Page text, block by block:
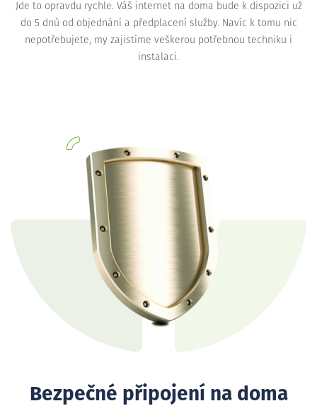
Jde to opravdu rychle. Váš internet na doma bude k dispozici už
do 5 dnů od objednání a předplacení služby. Navíc k tomu nic
nepotřebujete, my zajistíme veškerou potřebnou techniku i
instalaci.
Bezpečné připojení na doma